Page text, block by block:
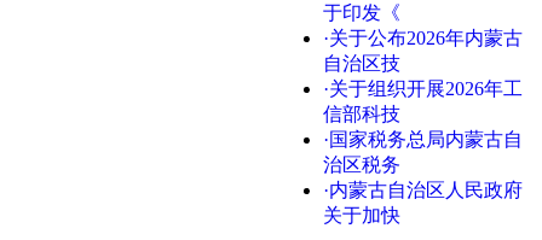
于印发《
·关于公布2026年内蒙古
自治区技
·关于组织开展2026年工
信部科技
·国家税务总局内蒙古自
治区税务
·内蒙古自治区人民政府
关于加快